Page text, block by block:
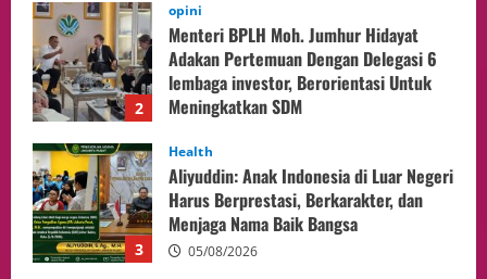
3
Health
Aliyuddin: Anak Indonesia di Luar Negeri
Harus Berprestasi, Berkarakter, dan
Menjaga Nama Baik Bangsa
05/08/2026
4
Event
Putusan Diundur Lagi, Pernyataan
Hakim pada Sidang Sebelumnya Jadi
Sorotan
05/08/2026